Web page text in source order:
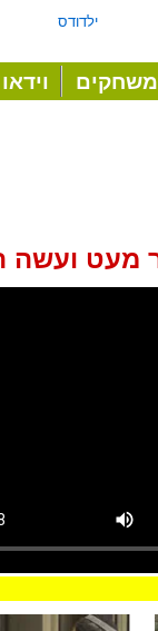
ילדודס
משחקים וידאו